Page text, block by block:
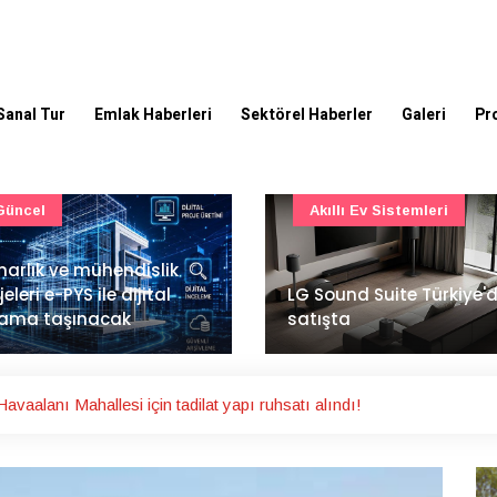
Tur Emlak Haberleri Sektörel Haberler Galeri
Suite Türkiye'de
Ev Sistemleri
İstanbul Havalimanı'nın
ana pistinde sona doğru
Ulaşım
Mahallesi için tadilat yapı ruhsatı alındı!